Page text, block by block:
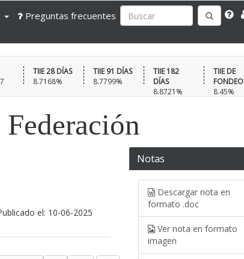
Preguntas frecuentes
TIIE 28 DÍAS
8.7168%
TIIE 91 DÍAS
8.7799%
TIIE 182
DÍAS
8.8721%
TIIE DE
FONDEO
8.45%
el: 10-06-2025
Notas
Descargar nota en
formato .doc
Ver nota en formato
imagen